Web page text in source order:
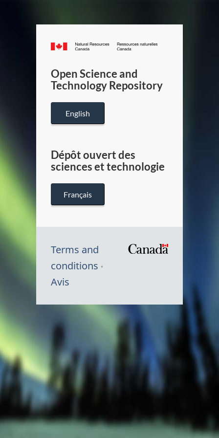
Canada.ca
/
Canada
Open Science and
Technology Repository
English
Dépôt ouvert des
sciences et technologie
Français
Terms and
conditions
Avis
Canada